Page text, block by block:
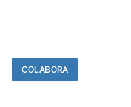
COLABORA